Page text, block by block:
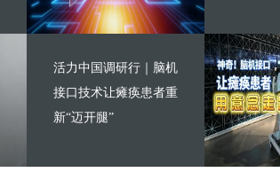
活力中国调研行｜脑机
接口技术让瘫痪患者重
新“迈开腿”